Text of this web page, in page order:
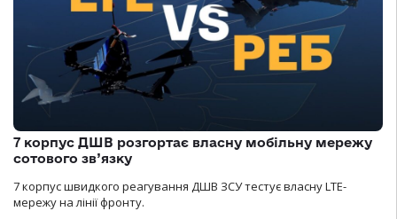
7 корпус ДШВ розгортає власну мобільну мережу
сотового зв’язку
7 корпус швидкого реагування ДШВ ЗСУ тестує власну LTE-
мережу на лінії фронту.